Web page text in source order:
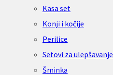
Kasa set
Konji i kočije
Perilice
Setovi za ulepšavanje
Šminka